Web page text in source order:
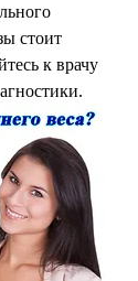
стоит
к врачу